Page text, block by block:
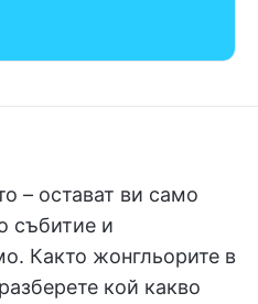
– остават ви само
събитие и
Както жонгльорите в
кой какво